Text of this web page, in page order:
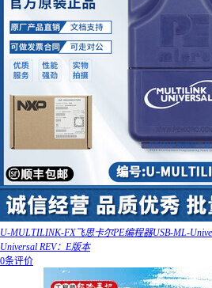
U-MULTILINK-FX飞思卡尔PE编程器USB-ML-
Universal REV：E版本
0条评价